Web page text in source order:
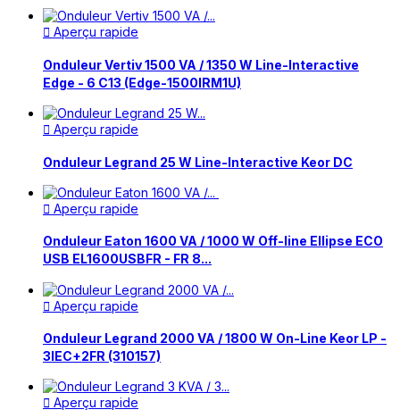
 Aperçu rapide
Onduleur Vertiv 1500 VA / 1350 W Line-Interactive
Edge - 6 C13 (Edge-1500IRM1U)
 Aperçu rapide
Onduleur Legrand 25 W Line-Interactive Keor DC
 Aperçu rapide
Onduleur Eaton 1600 VA / 1000 W Off-line Ellipse ECO
USB EL1600USBFR - FR 8...
 Aperçu rapide
Onduleur Legrand 2000 VA / 1800 W On-Line Keor LP -
3IEC+2FR (310157)
 Aperçu rapide